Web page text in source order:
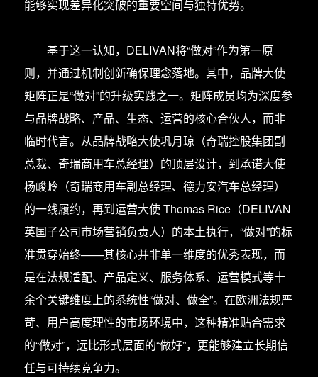
能够实现差异化突破的重要空间与独特优势。
基于这一认知，DELIVAN将“做对”作为第一原
则，并通过机制创新确保理念落地。其中，品牌大使
矩阵正是“做对”的升级实践之一。矩阵成员均为深度参
与品牌战略、产品、生态、运营的核心合伙人，而非
临时代言。从品牌战略大使巩月琼（奇瑞控股集团副
总裁、奇瑞商用车总经理）的顶层设计，到承诺大使
杨峻岭（奇瑞商用车副总经理、德力安汽车总经理）
的一线履约，再到运营大使 Thomas Rice（DELIVAN
英国子公司市场营销负责人）的本土执行，“做对”的标
准贯穿始终——其核心并非单一维度的优秀表现，而
是在法规适配、产品定义、服务体系、运营模式等十
余个关键维度上的系统性“做对、做全”。在欧洲法规严
苛、用户高度理性的市场环境中，这种精准贴合需求
的“做对”，远比形式层面的“做好”，更能够建立长期信
任与可持续竞争力。